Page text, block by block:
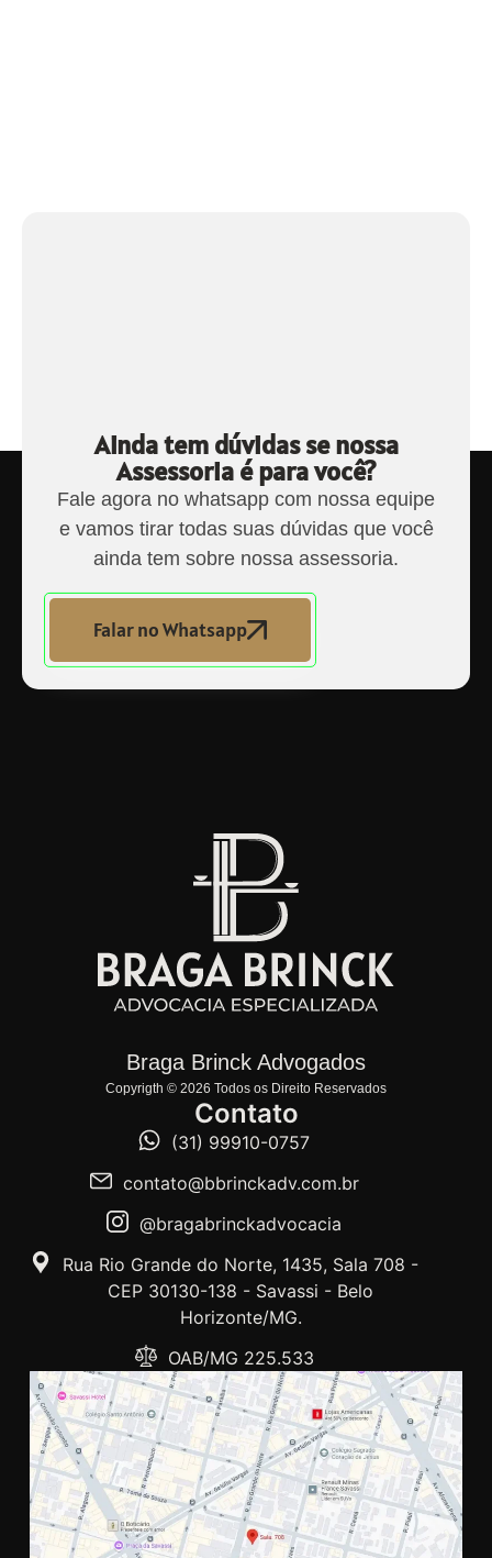
Ainda tem dúvidas se nossa
Assessoria é para você?
Fale agora no whatsapp com nossa equipe
e vamos tirar todas suas dúvidas que você
ainda tem sobre nossa assessoria.
Falar no Whatsapp
Braga Brinck Advogados
Copyrigth © 2026 Todos os Direito Reservados
Contato
(31) 99910-0757
contato@bbrinckadv.com.br
@bragabrinckadvocacia
Rua Rio Grande do Norte, 1435, Sala 708 -
CEP 30130-138 - Savassi - Belo
Horizonte/MG.
OAB/MG 225.533